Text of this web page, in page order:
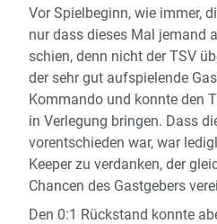
Vor Spielbeginn, wie immer,
nur dass dieses Mal jemand
schien, denn nicht der TSV
der sehr gut aufspielende
Kommando und konnte den
in Verlegung bringen. Dass
vorentschieden war, war
Keeper zu verdanken, der
Chancen des Gastgebers
Den 0:1 Rückstand konnte